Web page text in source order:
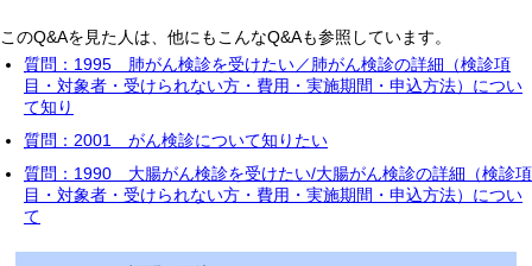
このQ&Aを見た人は、他にもこんなQ&Aも参照しています。
質問：1995 肺がん検診を受けたい／肺がん検診の詳細（検診項
目・対象者・受けられない方・費用・実施期間・申込方法）につい
て知り
質問：2001 がん検診について知りたい
質問：1990 大腸がん検診を受けたい/大腸がん検診の詳細（検診項
目・対象者・受けられない方・費用・実施期間・申込方法）につい
て